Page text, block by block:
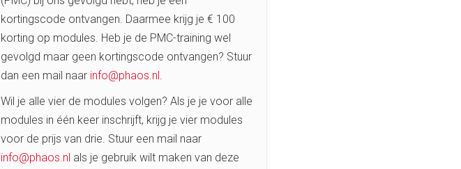
kortingscode ontvangen. Daarmee krijg je € 100
korting op modules. Heb je de PMC-training wel
gevolgd maar geen kortingscode ontvangen? Stuur
dan een mail naar info@phaos.nl .
Wil je alle vier de modules volgen? Als je je voor alle
modules in één keer inschrijft, krijg je vier modules
voor de prijs van drie. Stuur een mail naar
info@phaos.nl als je gebruik wilt maken van deze